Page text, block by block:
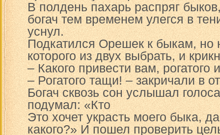
В полдень пахарь распряг
богач тем временем улегся в
уснул.
Подкатился Орешек к быкам, но
которого из двух выбрать, и
– Какого привести вам, рогатого
– Рогатого тащи! – закричали в
Богач сквозь сон услышал
подумал: «Кто
Это хочет украсть моего быка,
какого?» И пошел проверить